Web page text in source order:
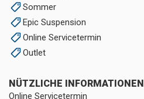
Sommer
Epic Suspension
Online Servicetermin
Outlet
NÜTZLICHE INFORMATIONEN
Online Servicetermin